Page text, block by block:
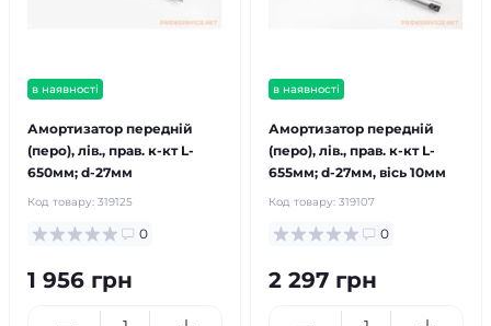
в наявності
Амортизатор передній
(перо), лів., прав. к-кт L-
650мм; d-27мм
Код товару: 319125
0
1 956 грн
в наявності
Амортизатор передній
(перо), лів., прав. к-кт L-
655мм; d-27мм, вісь 10мм
Код товару: 319107
0
2 297 грн